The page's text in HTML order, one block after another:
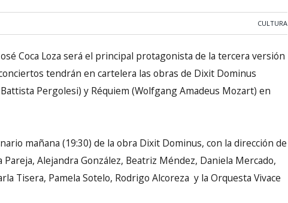
CULTURA
Coca Loza será el principal protagonista de la tercera versión
tendrán en cartelera las obras de Dixit Dominus
Pergolesi) y Réquiem (Wolfgang Amadeus Mozart) en
mañana (19:30) de la obra Dixit Dominus, con la dirección de
Alejandra González, Beatriz Méndez, Daniela Mercado,
Tisera, Pamela Sotelo, Rodrigo Alcoreza y la Orquesta Vivace